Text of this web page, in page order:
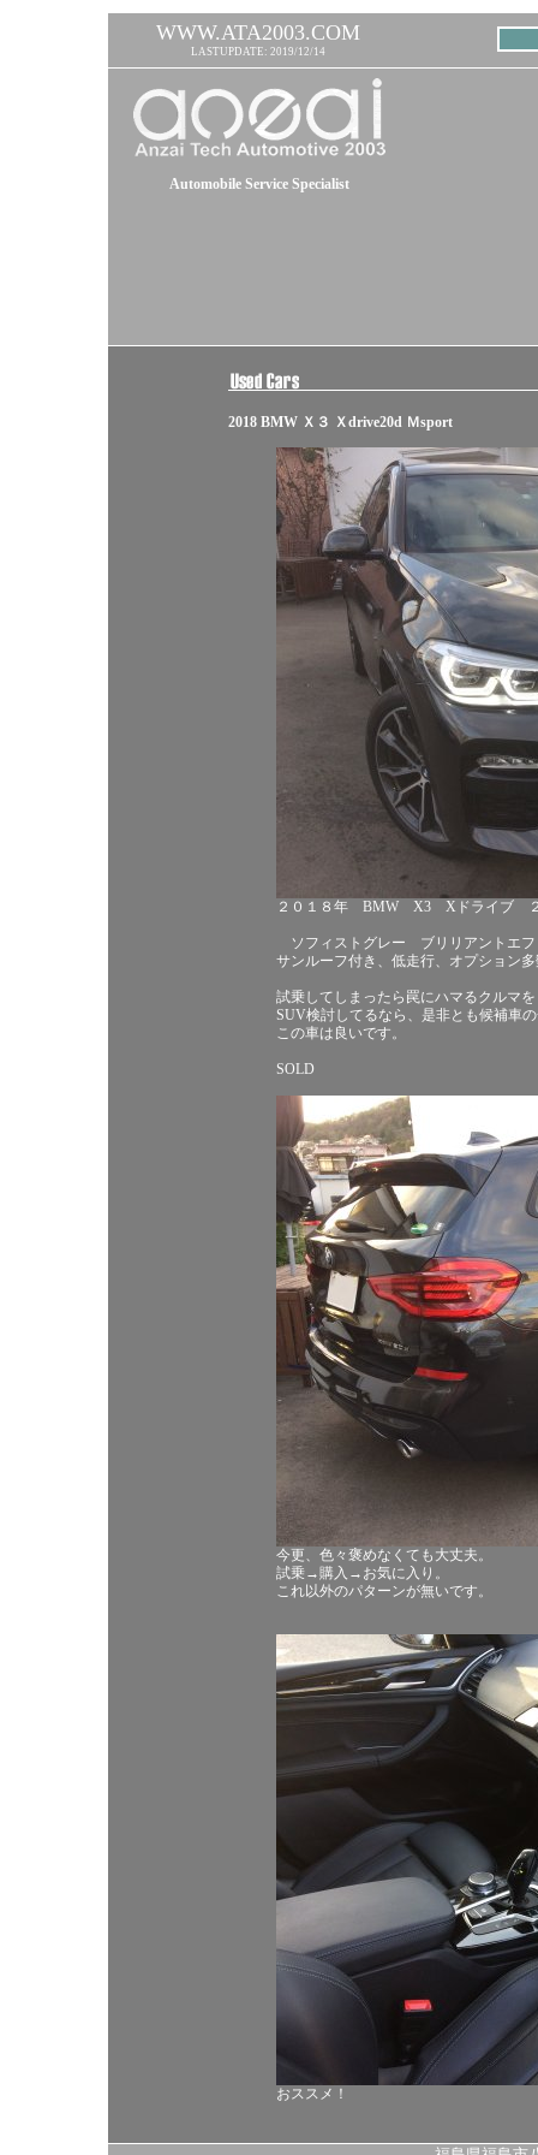
WWW.ATA2003.COM
LASTUPDATE: 2019/12/14
Automobile Service Specialist
2018 BMW Ｘ３ Ｘdrive20d Ｍsport
２０１８年 BMW X3 Xドライブ
ソフィストグレー ブリリアントエフ
サンルーフ付き、低走行、オプション
試乗してしまったら罠にハマるクルマ
SUV検討してるなら、是非とも候補車
この車は良いです。
SOLD
今更、色々褒めなくても大丈夫。
試乗→購入→お気に入り。
これ以外のパターンが無いです。
おススメ！